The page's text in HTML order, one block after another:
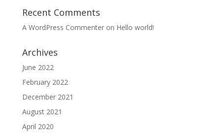
Recent Comments
A WordPress Commenteron Hello world!
Archives
June 2022
February 2022
December 2021
August 2021
April 2020